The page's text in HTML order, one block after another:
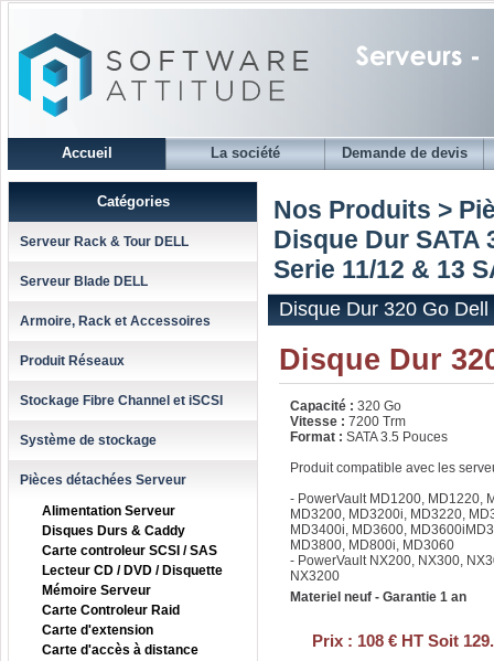
Accueil La société Demande de devis
Catégories
Serveur Rack & Tour DELL
Serveur Blade DELL
Armoire, Rack et Accessoires
Produit Réseaux
Stockage Fibre Channel et iSCSI
Système de stockage
Pièces détachées Serveur
Alimentation Serveur
Disques Durs & Caddy
Carte controleur SCSI / SAS
Lecteur CD / DVD / Disquette
Mémoire Serveur
Carte Controleur Raid
Carte d'extension
Carte d'accès à distance
Nos Produits >
Disque Dur SATA
Serie 11/12 & 13
Disque Dur 320 Go
Disque Dur
Capacité : 320 Go
Vitesse : 7200 Trm
Format : SATA 3.5 Pouces
Produit compatible avec les
- PowerVault MD1200, MD1220,
MD3200, MD3200i, MD3220,
MD3400i, MD3600,
MD3800, MD800i, MD3060
- PowerVault NX200, NX300,
NX3200
Materiel neuf - Garantie 1 an
Prix : 108 € HT Soit